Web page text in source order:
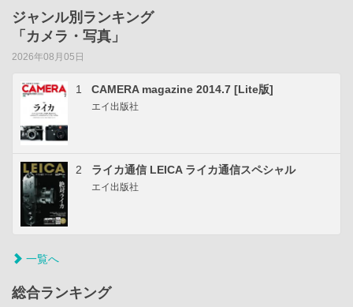
ジャンル別ランキング
「カメラ・写真」
2026年08月05日
1 CAMERA magazine 2014.7 [Lite版]
エイ出版社
2 ライカ通信 LEICA ライカ通信スペシャル
エイ出版社
一覧へ
総合ランキング